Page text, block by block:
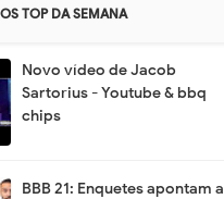
OS TOP DA SEMANA
Novo vídeo de Jacob
Sartorius - Youtube & bbq
chips
BBB 21: Enquetes apontam a